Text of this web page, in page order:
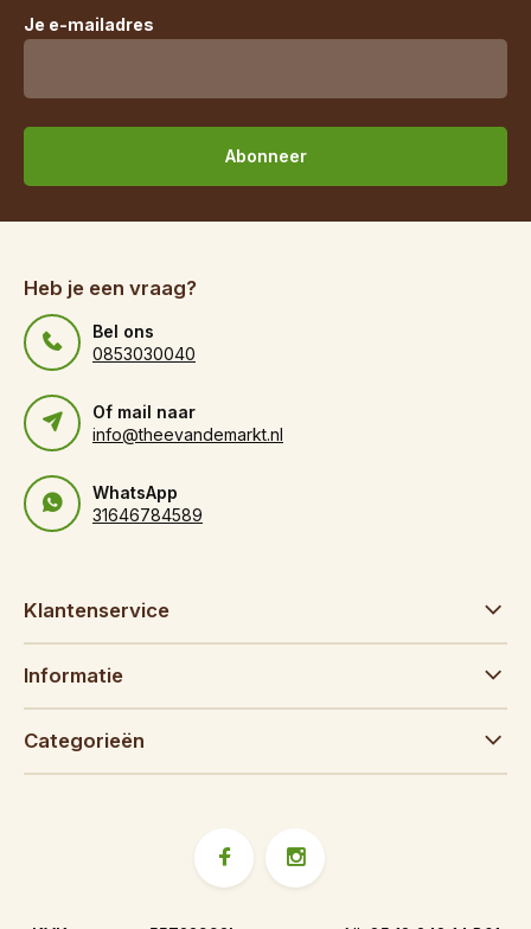
Je e-mailadres
Abonneer
Heb je een vraag?
Bel ons
0853030040
Of mail naar
info@theevandemarkt.nl
WhatsApp
31646784589
Klantenservice
Informatie
Categorieën